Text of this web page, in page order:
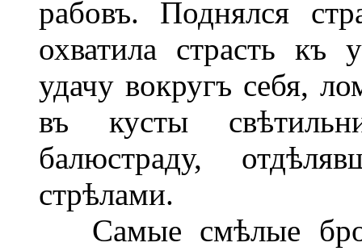
рабовъ. Поднялся
охватила страсть
удачу вокругъ себя,
въ кусты
балюстраду,
стрѣлами.
Самые смѣлые